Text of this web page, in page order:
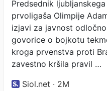
Predsednik
prvoligaša Olimpije
izjavi za javnost
govorice o bojkotu
kroga prvenstva proti
zavestno kršila pravil …
Siol.net · 2M